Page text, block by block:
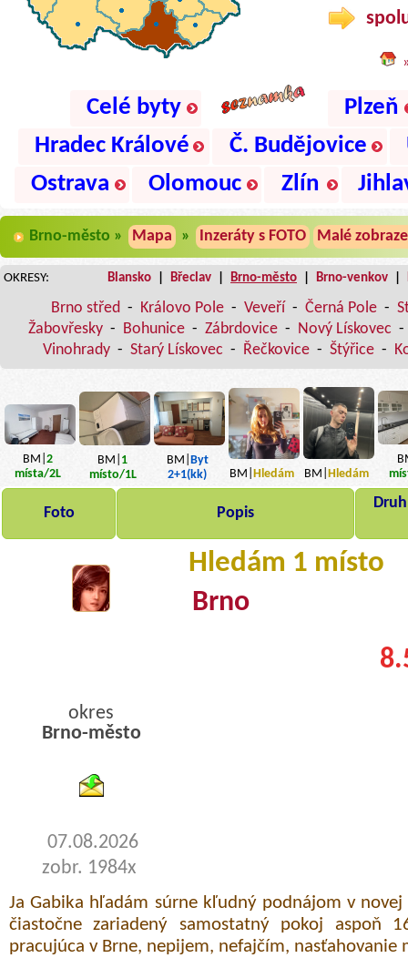
Celé byty
Plzeň
Hradec Králové
Č. Budějovice
Ostrava
Olomouc Zlín
Brno-město » Mapa » Inzeráty s FOTO Malé
OKRESY: Blansko Břeclav Brno-město Brno-venkov
Brno střed - Královo Pole - Veveří - Černá Pole -
Žabovřesky - Bohunice - Zábrdovice - Nový Lískovec -
Vinohrady - Starý Lískovec - Řečkovice - Štýřice -
BM| 2
místa/2L
BM| 1
místo/1L
BM|
Byt
2+1(kk)
BM| Hledám BM| Hledám
Foto Popis
Hledám 1 místo
Brno
okres
Brno-město
07.08.2026
zobr. 1984x
Ja Gabika hľadám súrne kľudný podnájom v
čiastočne zariadený samostatný pokoj aspoň
pracujúca v Brne, nepijem, nefajčím, nasťahovanie